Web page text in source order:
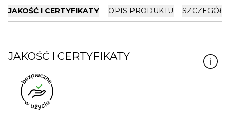
JAKOŚĆ I CERTYFIKATY OPIS PRODUKTU
JAKOŚĆ I CERTYFIKATY